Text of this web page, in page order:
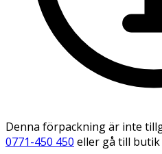
Denna förpackning är inte
0771-450 450 eller gå till